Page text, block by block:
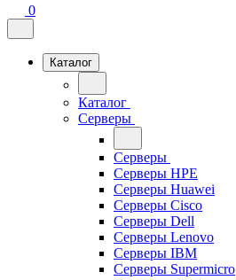
0
Каталог
Каталог
Серверы
Серверы
Серверы HPE
Серверы Huawei
Серверы Cisco
Серверы Dell
Серверы Lenovo
Серверы IBM
Серверы Supermicro